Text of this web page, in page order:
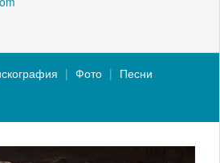
Фото
Песни